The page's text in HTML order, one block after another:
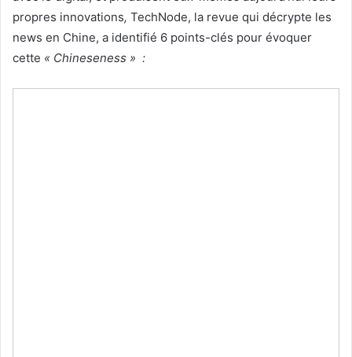
propres innovations, TechNode, la revue qui décrypte les
news en Chine, a identifié 6 points-clés pour évoquer
cette « Chineseness » :